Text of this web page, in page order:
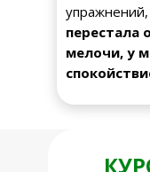
упражнений,
перестала
мелочи, у